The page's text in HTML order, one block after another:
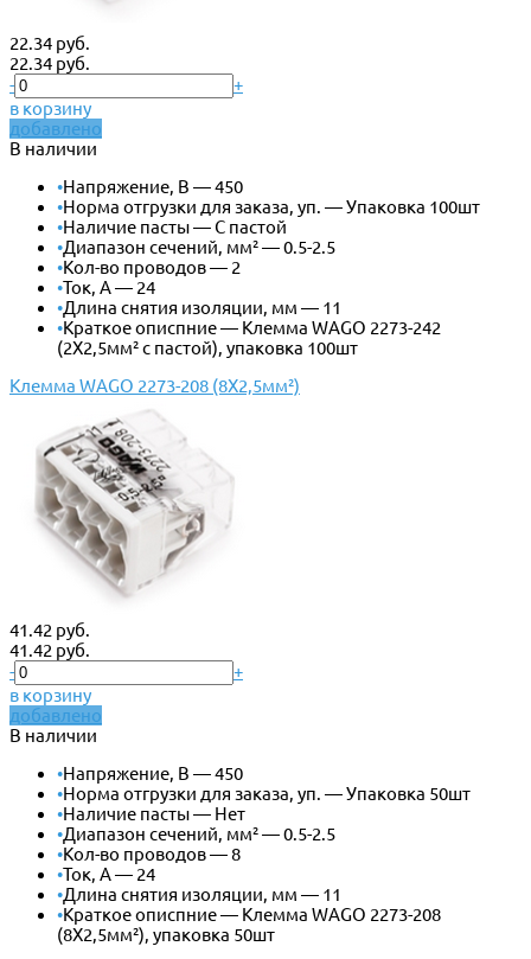
22.34 руб.
22.34 руб.
-
+
в корзину
добавлено
В наличии
•Напряжение, В — 450
•Норма отгрузки для заказа, уп. — Упаковка 100шт
•Наличие пасты — С пастой
•Диапазон сечений, мм² — 0.5-2.5
•Кол-во проводов — 2
•Ток, А — 24
•Длина снятия изоляции, мм — 11
•Краткое описпние — Клемма WAGO 2273-242
(2Х2,5мм² с пастой), упаковка 100шт
Клемма WAGO 2273-208 (8Х2,5мм²)
41.42 руб.
41.42 руб.
-
+
в корзину
добавлено
В наличии
•Напряжение, В — 450
•Норма отгрузки для заказа, уп. — Упаковка 50шт
•Наличие пасты — Нет
•Диапазон сечений, мм² — 0.5-2.5
•Кол-во проводов — 8
•Ток, А — 24
•Длина снятия изоляции, мм — 11
•Краткое описпние — Клемма WAGO 2273-208
(8Х2,5мм²), упаковка 50шт